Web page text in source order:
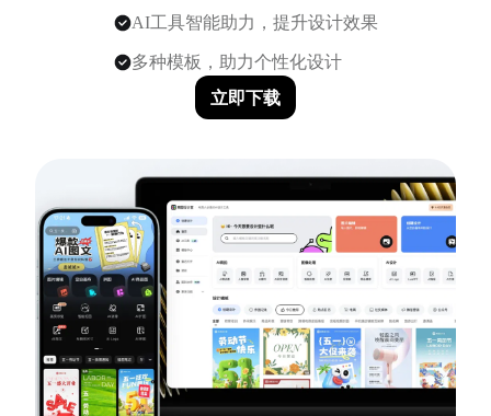
AI工具智能助力，提升设计效果
多种模板，助力个性化设计
立即下载